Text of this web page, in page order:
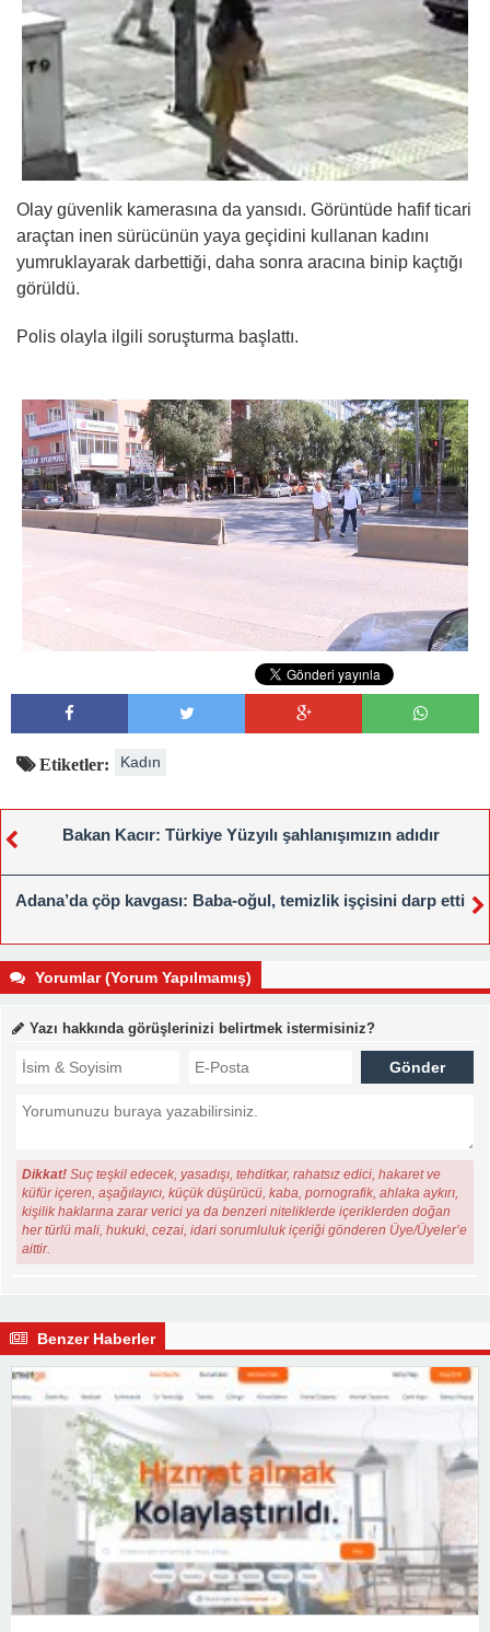
Olay güvenlik kamerasına da yansıdı. Görüntüde hafif ticari
araçtan inen sürücünün yaya geçidini kullanan kadını
yumruklayarak darbettiği, daha sonra aracına binip kaçtığı
görüldü.
Polis olayla ilgili soruşturma başlattı.
Etiketler: Kadın
Bakan Kacır: Türkiye Yüzyılı şahlanışımızın adıdır
Adana’da çöp kavgası: Baba-oğul, temizlik işçisini darp etti
Yorumlar (Yorum Yapılmamış)
Yazı hakkında görüşlerinizi belirtmek istermisiniz?
Dikkat! Suç teşkil edecek, yasadışı, tehditkar, rahatsız edici, hakaret ve
küfür içeren, aşağılayıcı, küçük düşürücü, kaba, pornografik, ahlaka aykırı,
kişilik haklarına zarar verici ya da benzeri niteliklerde içeriklerden doğan
her türlü mali, hukuki, cezai, idari sorumluluk içeriği gönderen Üye/Üyeler’e
aittir.
Benzer Haberler